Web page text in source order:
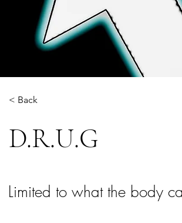
< Back
D.R.U.G
Limited to what the body